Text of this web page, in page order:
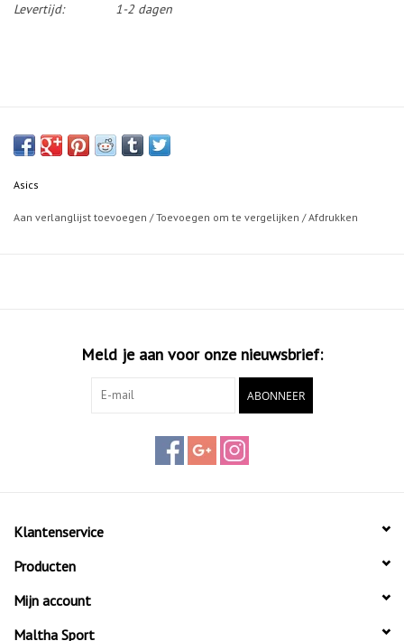
Levertijd:
1-2 dagen
Asics
Aan verlanglijst toevoegen /Toevoegen om te vergelijken /Afdrukken
Meld je aan voor onze nieuwsbrief:
ABONNEER
Klantenservice
Producten
Mijn account
Maltha Sport